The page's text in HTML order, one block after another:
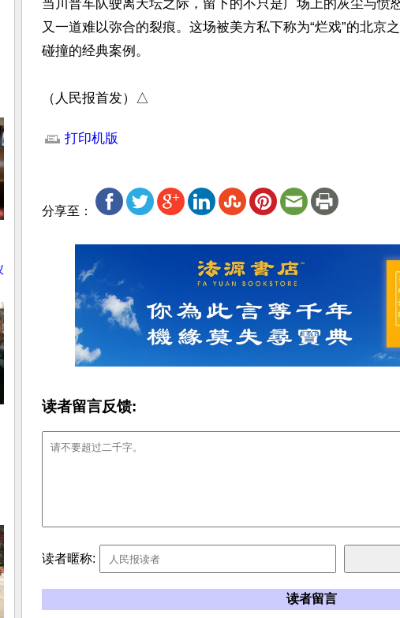
当川普车队驶离天坛之际，留下的不只是广场上的灰尘与愤
又一道难以弥合的裂痕。这场被美方私下称为“烂戏”的北京
碰撞的经典案例。
（人民报首发）△
打印机版
分享至：
读者留言反馈:
读者暱称:
读者留言